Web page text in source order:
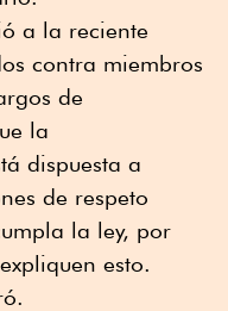
a la reciente
contra miembros
de
la
dispuesta a
de respeto
la ley, por
esto.